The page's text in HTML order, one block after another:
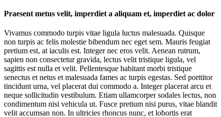
Praesent metus velit, imperdiet a aliquam et, imperdiet ac dolor
Vivamus commodo turpis vitae ligula luctus malesuada. Quisque
non turpis ac felis molestie bibendum nec eget sem. Mauris feugiat
pretium est, at iaculis est. Integer nec eros velit. Aenean rutrum,
sapien non consectetur gravida, lectus velit tristique ligula, vel
sagittis est nulla et velit. Pellentesque habitant morbi tristique
senectus et netus et malesuada fames ac turpis egestas. Sed porttitor
tincidunt urna, vel placerat dui commodo a. Integer placerat arcu et
neque sollicitudin vestibulum. Etiam ullamcorper sodales lectus, non
condimentum nisi vehicula ut. Fusce pretium nisi purus, vitae blandit
velit accumsan non. In ultricies rhoncus nunc, et lobortis erat